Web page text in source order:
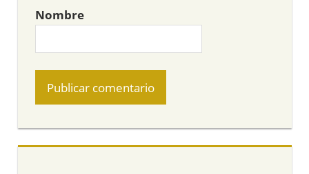
Nombre